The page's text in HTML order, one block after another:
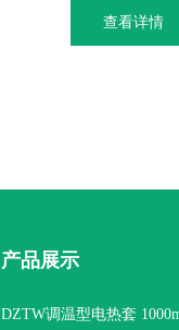
查看详情
产品展示
DZTW调温型电热套